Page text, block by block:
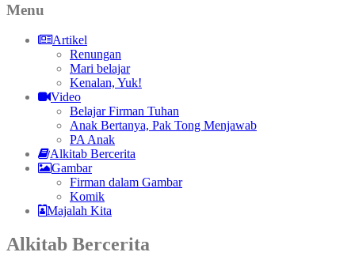
Menu
Artikel
Renungan
Mari belajar
Kenalan, Yuk!
Video
Belajar Firman Tuhan
Anak Bertanya, Pak Tong Menjawab
PA Anak
Alkitab Bercerita
Gambar
Firman dalam Gambar
Komik
Majalah Kita
Alkitab Bercerita